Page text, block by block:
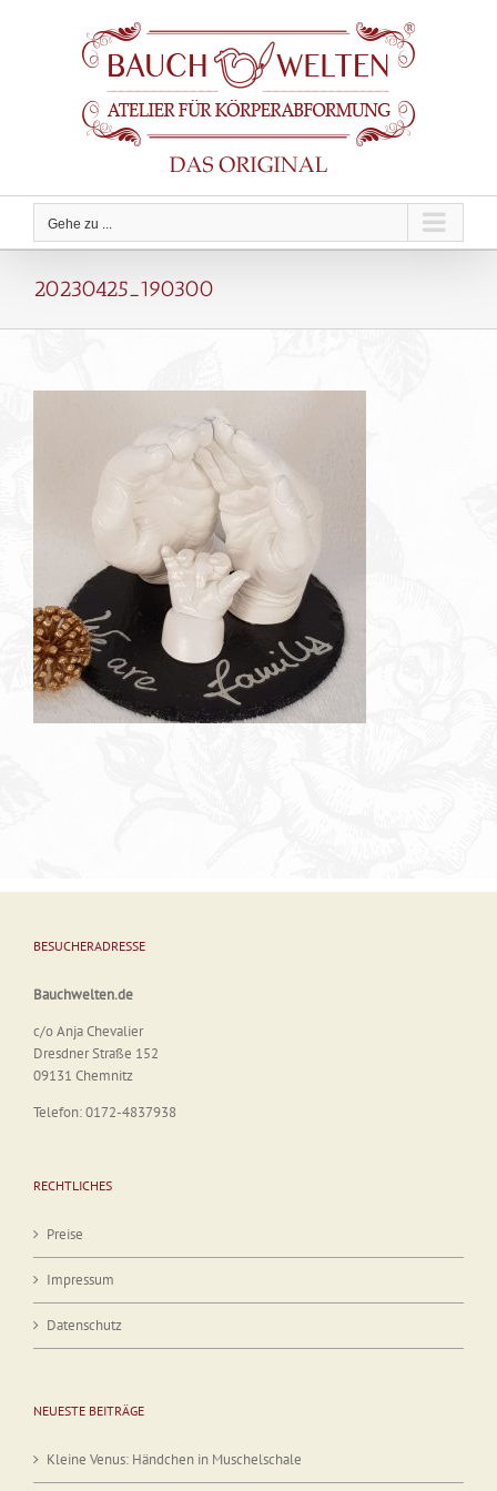
Gehe zu ...
20230425_190300
BESUCHERADRESSE
Bauchwelten.de
c/o Anja Chevalier
Dresdner Straße 152
09131 Chemnitz
Telefon: 0172-4837938
RECHTLICHES
Preise
Impressum
Datenschutz
NEUESTE BEITRÄGE
Kleine Venus: Händchen in Muschelschale